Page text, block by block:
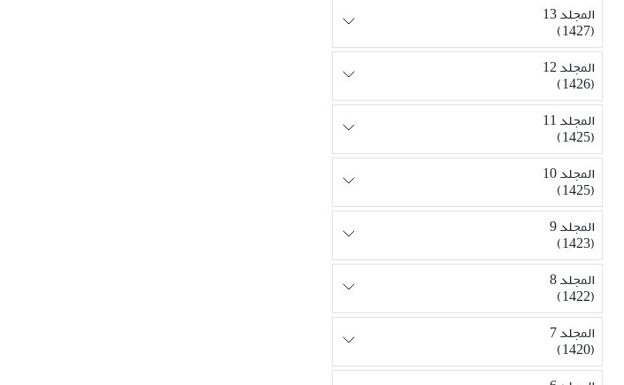
المجلد 13
(1427)
المجلد 12
(1426)
المجلد 11
(1425)
المجلد 10
(1425)
المجلد 9
(1423)
المجلد 8
(1422)
المجلد 7
(1420)